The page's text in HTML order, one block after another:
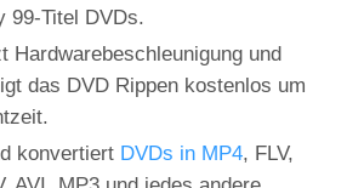
99-Titel DVDs.
Hardwarebeschleunigung und
das DVD Rippen kostenlos um
konvertiert DVDs in MP4, FLV,